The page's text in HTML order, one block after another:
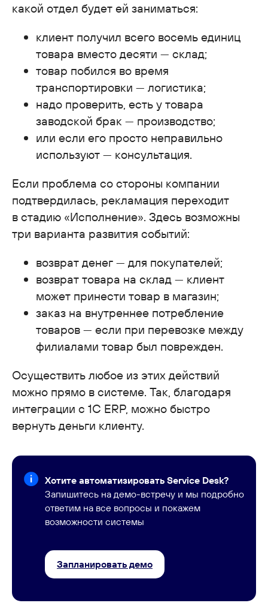
какой отдел будет ей заниматься:
клиент получил всего восемь единиц
товара вместо десяти — склад;
товар побился во время
транспортировки — логистика;
надо проверить, есть у товара
заводской брак — производство;
или если его просто неправильно
используют — консультация.
Если проблема со стороны компании
подтвердилась, рекламация переходит
в стадию «Исполнение». Здесь возможны
три варианта развития событий:
возврат денег — для покупателей;
возврат товара на склад — клиент
может принести товар в магазин;
заказ на внутреннее потребление
товаров — если при перевозке между
филиалами товар был поврежден.
Осуществить любое из этих действий
можно прямо в системе. Так, благодаря
интеграции с 1C ERP, можно быстро
вернуть деньги клиенту.
Хотите автоматизировать Service Desk?
Запишитесь на демо-встречу и мы подробно
ответим на все вопросы и покажем
возможности системы
Запланировать демо